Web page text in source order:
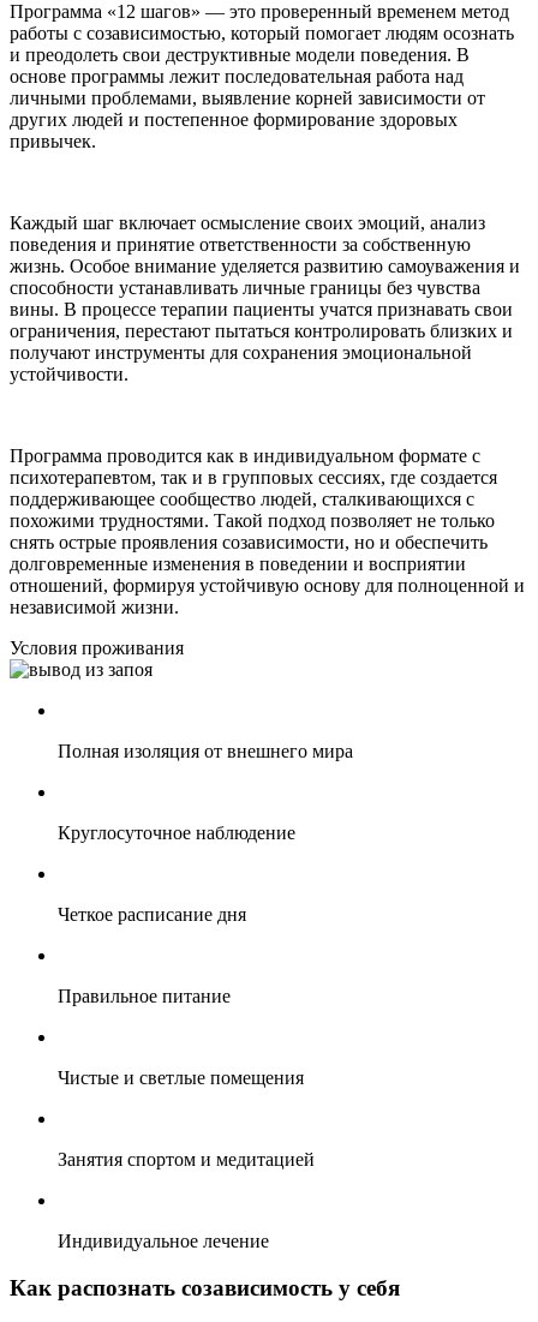
Программа «12 шагов» — это проверенный временем метод
работы с созависимостью, который помогает людям осознать
и преодолеть свои деструктивные модели поведения. В
основе программы лежит последовательная работа над
личными проблемами, выявление корней зависимости от
других людей и постепенное формирование здоровых
привычек.
Каждый шаг включает осмысление своих эмоций, анализ
поведения и принятие ответственности за собственную
жизнь. Особое внимание уделяется развитию самоуважения и
способности устанавливать личные границы без чувства
вины. В процессе терапии пациенты учатся признавать свои
ограничения, перестают пытаться контролировать близких и
получают инструменты для сохранения эмоциональной
устойчивости.
Программа проводится как в индивидуальном формате с
психотерапевтом, так и в групповых сессиях, где создается
поддерживающее сообщество людей, сталкивающихся с
похожими трудностями. Такой подход позволяет не только
снять острые проявления созависимости, но и обеспечить
долговременные изменения в поведении и восприятии
отношений, формируя устойчивую основу для полноценной и
независимой жизни.
Условия проживания
Полная изоляция от внешнего мира
Круглосуточное наблюдение
Четкое расписание дня
Правильное питание
Чистые и светлые помещения
Занятия спортом и медитацией
Индивидуальное лечение
Как распознать созависимость у себя